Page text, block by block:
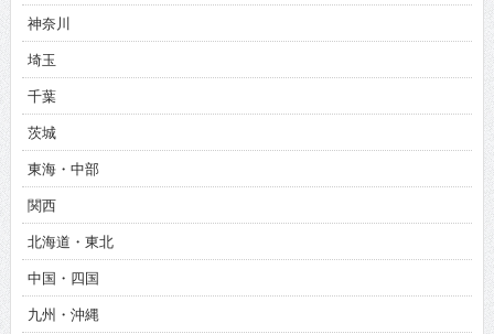
神奈川
埼玉
千葉
茨城
東海・中部
関西
北海道・東北
中国・四国
九州・沖縄